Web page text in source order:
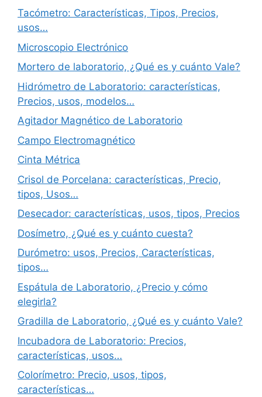
Tacómetro: Características, Tipos, Precios,
usos…
Microscopio Electrónico
Mortero de laboratorio, ¿Qué es y cuánto Vale?
Hidrómetro de Laboratorio: características,
Precios, usos, modelos…
Agitador Magnético de Laboratorio
Campo Electromagnético
Cinta Métrica
Crisol de Porcelana: características, Precio,
tipos, Usos…
Desecador: características, usos, tipos, Precios
Dosímetro, ¿Qué es y cuánto cuesta?
Durómetro: usos, Precios, Características,
tipos…
Espátula de Laboratorio, ¿Precio y cómo
elegirla?
Gradilla de Laboratorio, ¿Qué es y cuánto Vale?
Incubadora de Laboratorio: Precios,
características, usos…
Colorímetro: Precio, usos, tipos,
características…